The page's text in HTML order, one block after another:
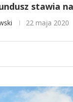
stawia
22 maja 2020